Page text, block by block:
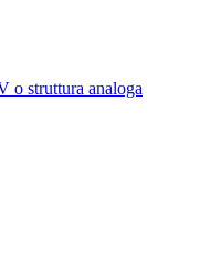
o struttura analoga